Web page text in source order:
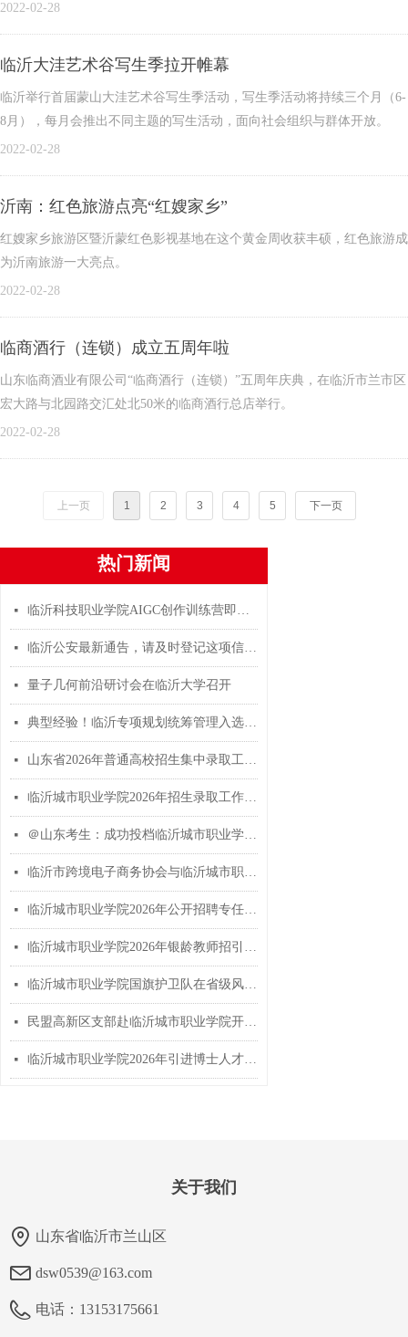
2022-02-28
临沂大洼艺术谷写生季拉开帷幕
临沂举行首届蒙山大洼艺术谷写生季活动，写生季活动将持续三个月（6-
8月），每月会推出不同主题的写生活动，面向社会组织与群体开放。
2022-02-28
沂南：红色旅游点亮“红嫂家乡”
红嫂家乡旅游区暨沂蒙红色影视基地在这个黄金周收获丰硕，红色旅游成
为沂南旅游一大亮点。
2022-02-28
临商酒行（连锁）成立五周年啦
山东临商酒业有限公司“临商酒行（连锁）”五周年庆典，在临沂市兰市区
宏大路与北园路交汇处北50米的临商酒行总店举行。
2022-02-28
上一页 1 2 3 4 5 下一页
热门新闻
넷 临沂科技职业学院AIGC创作训练营即将开营
넷 临沂公安最新通告，请及时登记这项信息！
넷 量子几何前沿研讨会在临沂大学召开
넷 典型经验！临沂专项规划统筹管理入选自然资源部国土空间规划实施监测网络建设案例集
넷 山东省2026年普通高校招生集中录取工作顺利结束
넷 临沂城市职业学院2026年招生录取工作再创佳绩
넷 ＠山东考生：成功投档临沂城市职业学院考生，可以查录取结果了！
넷 临沂市跨境电子商务协会与临沂城市职业学院合作共建跨境电商校外教学实践基地-山东兰华集团
넷 临沂城市职业学院2026年公开招聘专任教师、公共课教师及教辅人员简章
넷 临沂城市职业学院2026年银龄教师招引简章
넷 临沂城市职业学院国旗护卫队在省级风采展示活动中斩获佳绩
넷 民盟高新区支部赴临沂城市职业学院开展教育主题交流活动
넷 临沂城市职业学院2026年引进博士人才简章
关于我们
山东省临沂市兰山区
dsw0539@163.com
电话： 13153175661